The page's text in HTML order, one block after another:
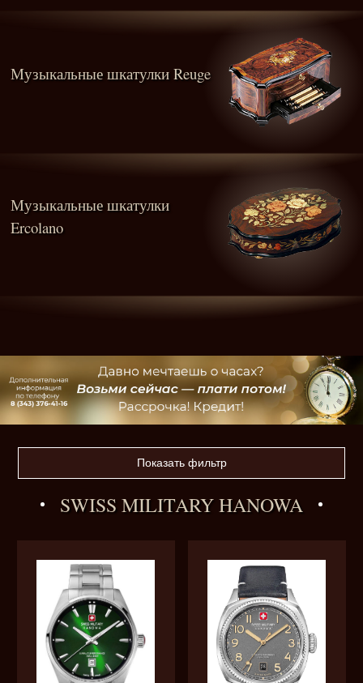
Музыкальные шкатулки Reuge
Музыкальные шкатулки
Ercolano
Показать фильтр
SWISS MILITARY HANOWA